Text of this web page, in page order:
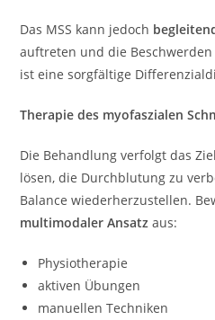
Das MSS kann jedoch
auftreten und die
ist eine sorgfältige
Therapie des myofaszialen
Die Behandlung verfolgt das
lösen, die Durchblutung zu
Balance wiederherzustellen.
multimodaler Ansatz aus:
Physiotherapie
aktiven Übungen
manuellen Techniken